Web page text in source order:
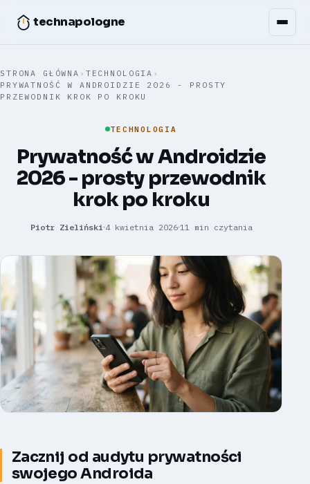
technapologne
STRONA GŁÓWNA › TECHNOLOGIA ›
PRYWATNOŚĆ W ANDROIDZIE 2026 - PROSTY
PRZEWODNIK KROK PO KROKU
TECHNOLOGIA
Prywatność w Androidzie
2026 - prosty przewodnik
krok po kroku
Piotr Zieliński 4 kwietnia 2026 11 min czytania
Zacznij od audytu prywatności
swojego Androida